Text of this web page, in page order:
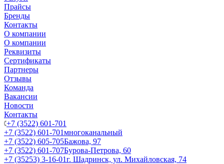
Прайсы
Бренды
Контакты
О компании
О компании
Реквизиты
Сертификаты
Партнеры
Отзывы
Команда
Вакансии
Новости
Контакты
+7 (3522) 601-701
+7 (3522) 601-701многоканальный
+7 (3522) 605-705Бажова, 97
+7 (3522) 601-707Бурова-Петрова, 60
+7 (35253) 3-16-01г. Шадринск, ул. Михайловская, 74